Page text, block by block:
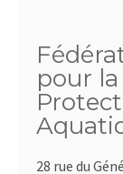
pour
28 rue du